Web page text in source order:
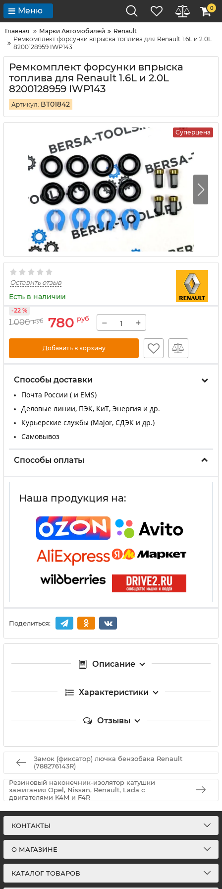
Меню 0
Главная Марки Автомобилей
Renault
Ремкомплект форсунки впрыска топлива для Renault 1.6L и 2.0L
8200128959 IWP143
Ремкомплект форсунки впрыска
топлива для Renault 1.6L и 2.0L
8200128959 IWP143
Артикул: BT01842
Суперцена
Оставить отзыв
Есть в наличии
1 000 руб 780 руб
-22 %
− +
Добавить в корзину
Способы доставки
Почта России ( и EMS)
Деловые линии, ПЭК, КиТ, Энергия и др.
Курьерские службы (Major, СДЭК и др.)
Самовывоз
Способы оплаты
Наша продукция на:
Поделиться:
Описание
Характеристики
Отзывы
Замок (фиксатор) лючка бензобака Renault
(788276143R)
Резиновый наконечник-изолятор катушки
зажигания Opel, Nissan, Renault, Lada с
двигателями K4M и F4R
КОНТАКТЫ
О МАГАЗИНЕ
КАТАЛОГ ТОВАРОВ